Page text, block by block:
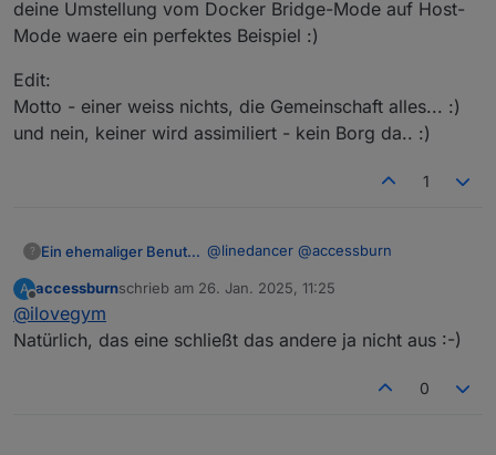
deine Umstellung vom Docker Bridge-Mode auf Host-
Mode waere ein perfektes Beispiel :)
Edit:
Motto - einer weiss nichts, die Gemeinschaft alles... :)
und nein, keiner wird assimiliert - kein Borg da.. :)
1
? Ein ehemaliger Benutzer @linedancer @accessburn
ich finde, beides geht doch auch,
und etwas support braucht, sind die
hat, und dem anderen koennen wir so
Kann doch unabhaengig von den
A
Offline
accessburnschrieb am 26. Jan. 2025, 11:25
zuletzt editiert von
@ilovegym
Natürlich, das eine schließt das andere ja nicht aus :-)
0